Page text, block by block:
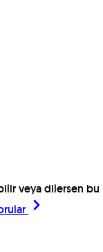
veya dilersen bu